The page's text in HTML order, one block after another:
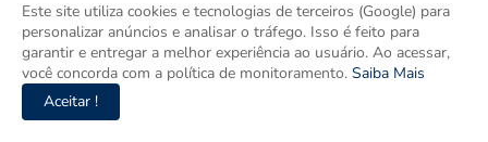
Este site utiliza cookies e tecnologias de terceiros (Google) para
personalizar anúncios e analisar o tráfego. Isso é feito para
garantir e entregar a melhor experiência ao usuário. Ao acessar,
você concorda com a política de monitoramento. Saiba Mais
Aceitar !